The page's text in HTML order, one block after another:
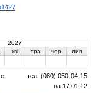
2027
кві тра чер лип
тел. (080) 050-04-15
на 17.01.12